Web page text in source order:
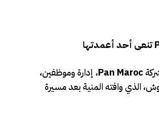
Pan Maroc، إدارة وموظفين،
الذي وافته المنية بعد مسيرة